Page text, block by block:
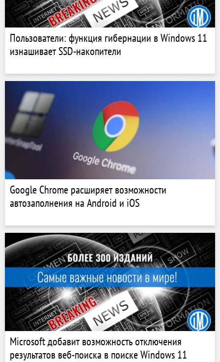
Пользователи: функция гибернации в Windows 11
изнашивает SSD-накопители
Google Chrome расширяет возможности
автозаполнения на Android и iOS
Microsoft добавит возможность отключения
результатов веб-поиска в поиске Windows 11